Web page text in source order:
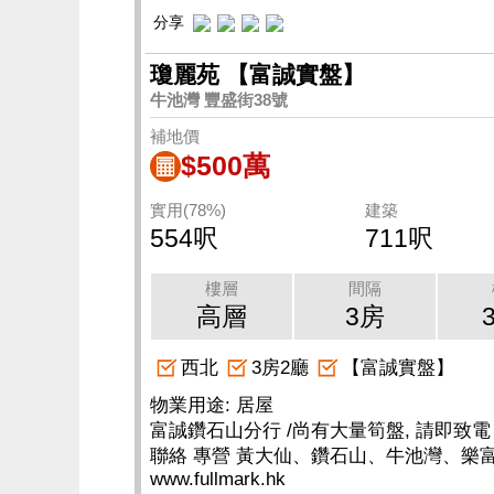
分享
瓊麗苑 【富誠實盤】
牛池灣 豐盛街38號
補地價
$500萬
實用(78%)
554呎
建築
711呎
樓層
高層
間隔
3房
西北 3房2廳
【富誠實盤】
物業用途: 居屋
富誠鑽石山分行 /尚有大量筍盤, 請即致電
聯絡 專營 黃大仙、鑽石山、牛池灣、樂
www.fullmark.hk